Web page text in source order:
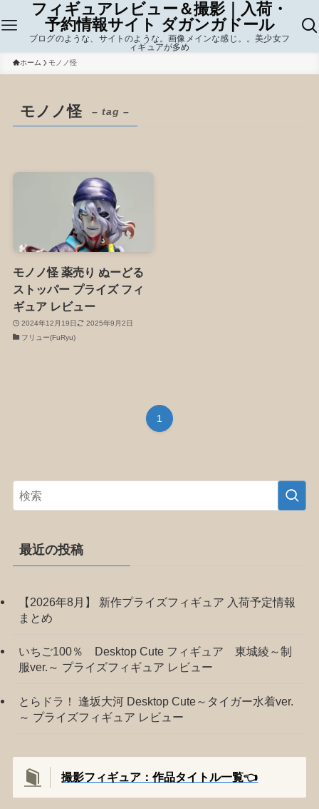
フィギュアレビュー＆撮影｜入荷・
予約情報サイト ダガンガドール
ブログのような、サイトのような。画像メインな感じ。。美少女フ
ィギュアが多め
ホーム モノノ怪
モノノ怪 – tag –
モノノ怪 薬売り ぬーどる
ストッパー プライズ フィ
ギュア レビュー
2024年12月19日
2025年9月2日
フリュー(FuRyu)
1
最近の投稿
【2026年8月】 新作プライズフィギュア 入荷予定情報
まとめ
いちご100％ Desktop Cute フィギュア 東城綾～制
服ver.～ プライズフィギュア レビュー
とらドラ！ 逢坂大河 Desktop Cute～タイガー水着ver.
～ プライズフィギュア レビュー
撮影フィギュア：作品タイトル一覧👈️